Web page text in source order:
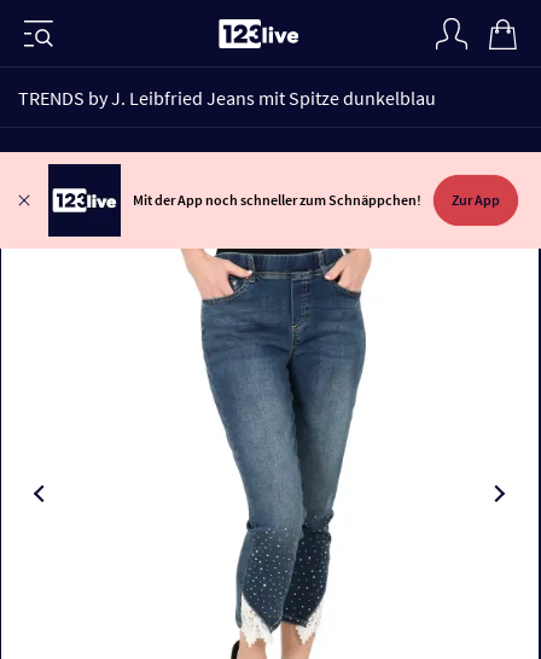
TRENDS by J. Leibfried Jeans mit Spitze dunkelblau
Mit der App noch schneller zum Schnäppchen! Zur App